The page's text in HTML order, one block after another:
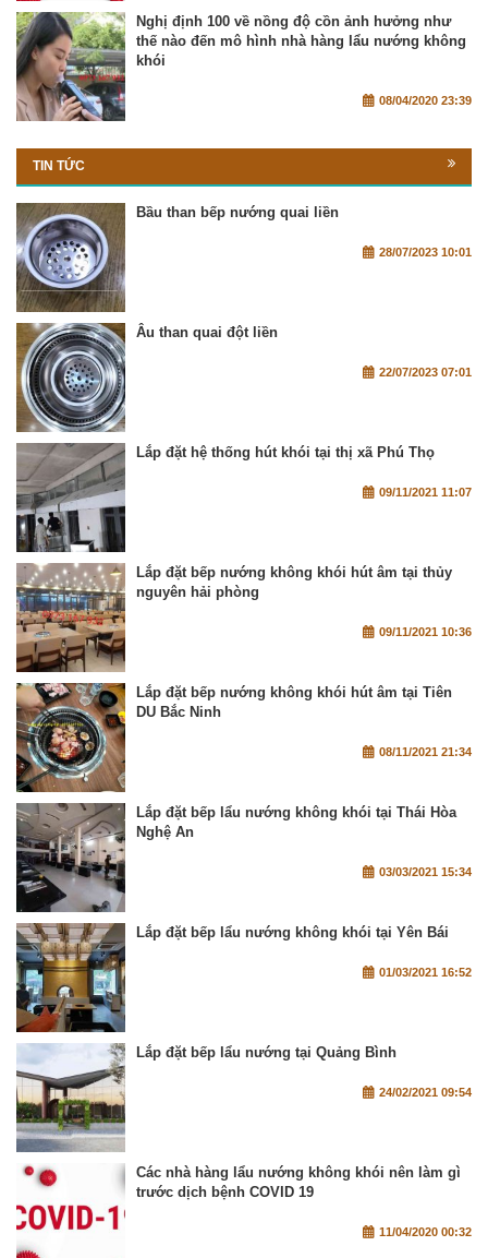
Nghị định 100 về nồng độ cồn ảnh hưởng như
thế nào đến mô hình nhà hàng lẩu nướng không
khói
08/04/2020 23:39
TIN TỨC
Bầu than bếp nướng quai liền
28/07/2023 10:01
Âu than quai đột liền
22/07/2023 07:01
Lắp đặt hệ thống hút khói tại thị xã Phú Thọ
09/11/2021 11:07
Lắp đặt bếp nướng không khói hút âm tại thủy
nguyên hải phòng
09/11/2021 10:36
Lắp đặt bếp nướng không khói hút âm tại Tiên
DU Bắc Ninh
08/11/2021 21:34
Lắp đặt bếp lẩu nướng không khói tại Thái Hòa
Nghệ An
03/03/2021 15:34
Lắp đặt bếp lẩu nướng không khói tại Yên Bái
01/03/2021 16:52
Lắp đặt bếp lẩu nướng tại Quảng Bình
24/02/2021 09:54
Các nhà hàng lẩu nướng không khói nên làm gì
trước dịch bệnh COVID 19
11/04/2020 00:32